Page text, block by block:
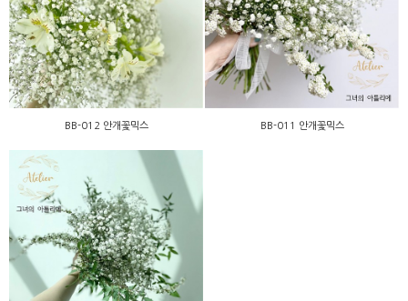
BB-012 안개꽃믹스
BB-012 안개꽃믹스
BB-011 안개꽃믹스
BB-011 안개꽃믹스
BB-010 안개꽃믹스